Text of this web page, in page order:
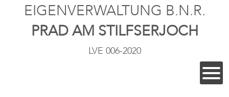
EIGENVERWALTUNG B.N.R.
PRAD AM STILFSERJOCH
LVE 006-2020